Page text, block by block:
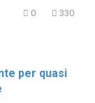
0 330
per quasi